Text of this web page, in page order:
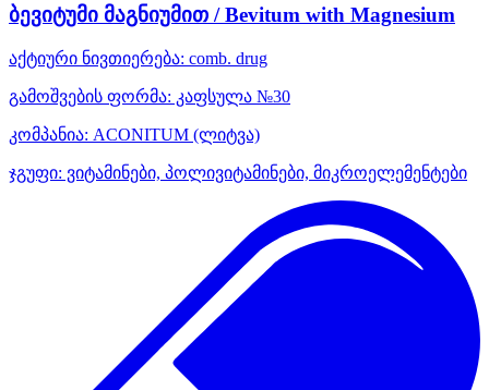
ბევიტუმი მაგნიუმით / Bevitum with Magnesium
აქტიური ნივთიერება: comb. drug
გამოშვების ფორმა: კაფსულა №30
კომპანია: ACONITUM (ლიტვა)
ჯგუფი: ვიტამინები, პოლივიტამინები, მიკროელემენტები